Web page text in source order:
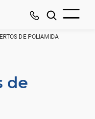
DE POLIAMIDA
de